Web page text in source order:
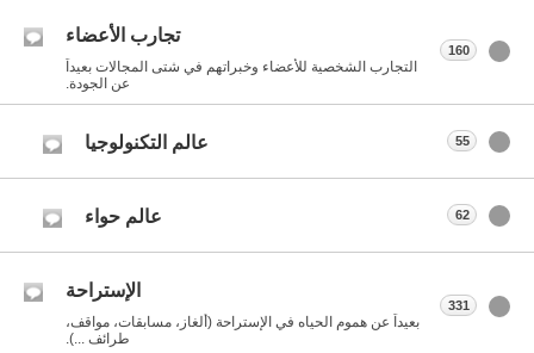
تجارب الأعضاء
التجارب الشخصية للأعضاء وخبراتهم في شتى المجالات بعيداً
عن الجودة.
160
عالم التكنولوجيا 55
عالم حواء 62
الإستراحة
بعيداً عن هموم الحياه في الإستراحة (ألغاز، مسابقات، مواقف،
طرائف ...).
331